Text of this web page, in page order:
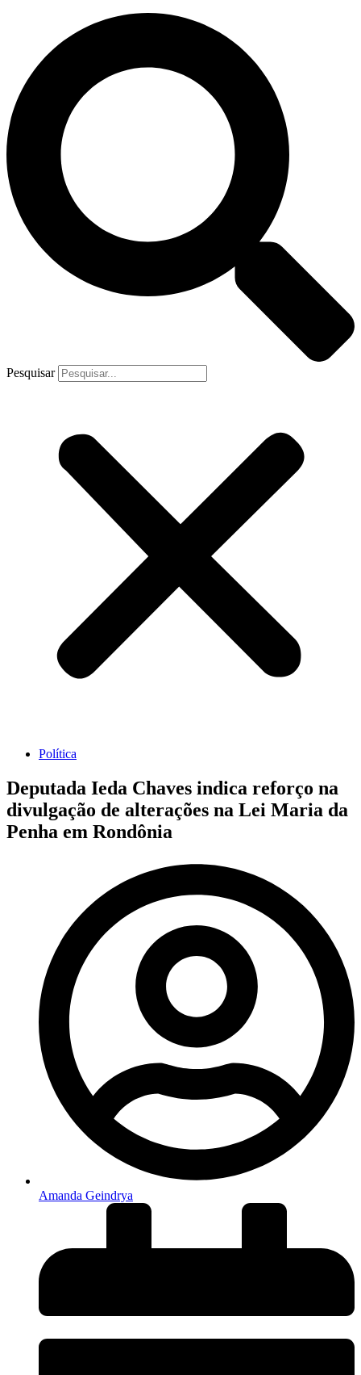
Pesquisar
Política
Deputada Ieda Chaves indica reforço na
divulgação de alterações na Lei Maria da
Penha em Rondônia
Amanda Geindrya